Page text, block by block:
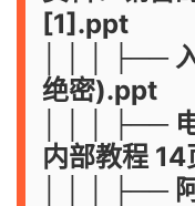
[1].ppt
│ │ │ ├──
绝密).ppt
│ │ │ ├──
内部教程
│ │ │ ├──